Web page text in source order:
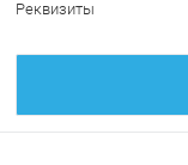
Реквизиты